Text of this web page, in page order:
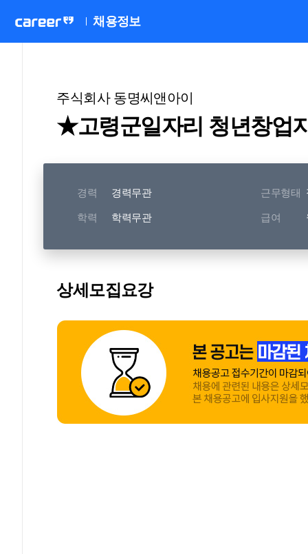
채용정보
주식회사 동명씨앤아이
★고령군일자리 청년창업
경력 경력무관 근무형태
학력 학력무관 급여
상세모집요강